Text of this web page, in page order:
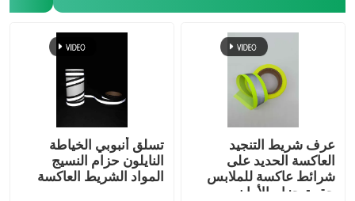
عرف شريط التنجيد
العاكسة الحديد على
شرائط عاكسة للملابس
حقيبة حزام الأمان
تسلق أنبوبي الخياطة
النايلون حزام النسيج
المواد الشريط العاكسة